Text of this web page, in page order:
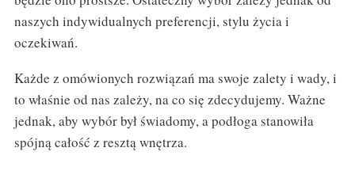
naszych indywidualnych preferencji, stylu życia i
oczekiwań.
Każde z omówionych rozwiązań ma swoje zalety i wady, i
to właśnie od nas zależy, na co się zdecydujemy. Ważne
jednak, aby wybór był świadomy, a podłoga stanowiła
spójną całość z resztą wnętrza.